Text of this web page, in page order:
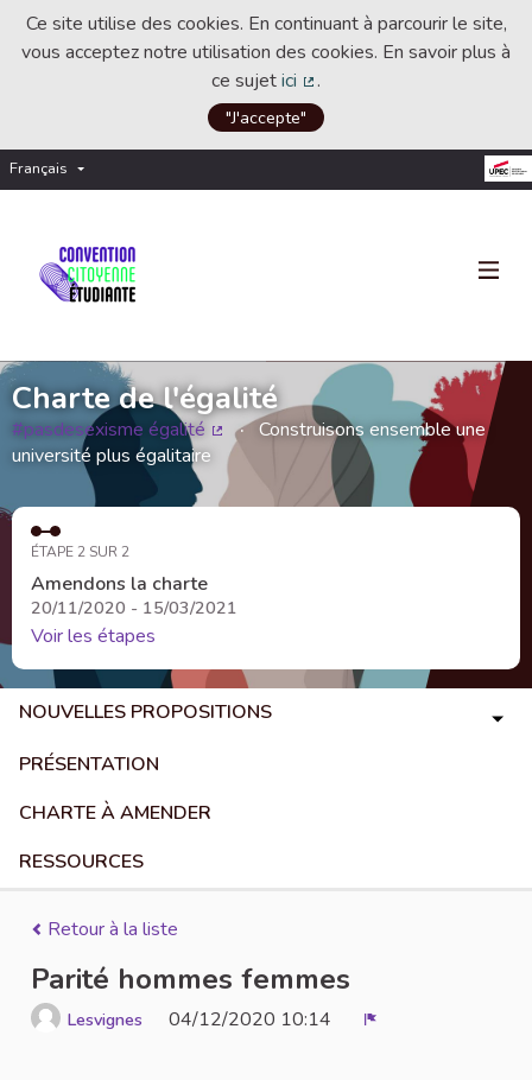
Ce site utilise des cookies. En continuant à parcourir le site,
vous acceptez notre utilisation des cookies. En savoir plus à
ce sujetici
(Lien externe)
.
"J'accepte"
Français Choisir la langue
Charte de l'égalité
#pasdesexisme égalité
(Lien externe)
Construisons ensemble une
université plus égalitaire
ÉTAPE 2 SUR 2
Amendons la charte
20/11/2020 - 15/03/2021
Voir les étapes
NOUVELLES PROPOSITIONS
PRÉSENTATION
CHARTE À AMENDER
RESSOURCES
Retour à la liste
Parité hommes femmes
Lesvignes 04/12/2020 10:14